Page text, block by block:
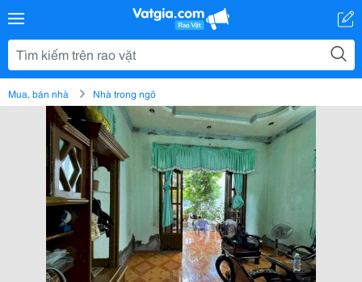
Mua, bán nhà Nhà trong ngõ